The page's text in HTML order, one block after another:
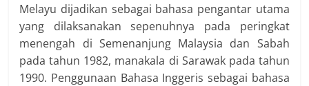
Melayu dijadikan sebagai bahasa pengantar utama
yang dilaksanakan sepenuhnya pada peringkat
menengah di Semenanjung Malaysia dan Sabah
pada tahun 1982, manakala di Sarawak pada tahun
1990. Penggunaan Bahasa Inggeris sebagai bahasa